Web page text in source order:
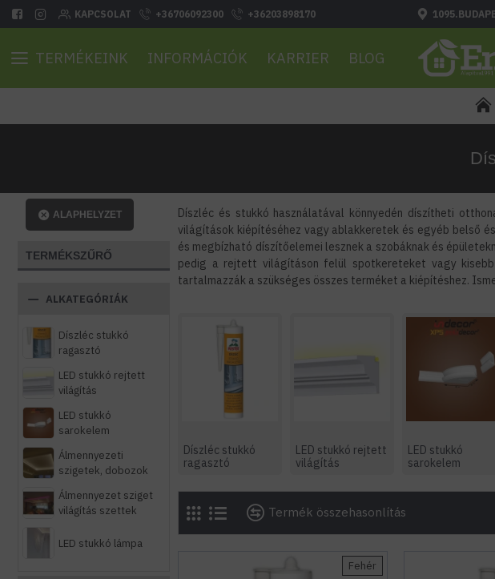
KAPCSOLAT +36706092300 +36203898170
TERMÉKEINK INFORMÁCIÓK KARRIER BLOG
TERMÉKSZŰRŐ
ALAPHELYZET
ALKATEGÓRIÁK
Díszléc stukkó
ragasztó
LED stukkó rejtett
világítás
LED stukkó
sarokelem
Álmennyezeti
szigetek, dobozok
Álmennyezet sziget
világítás szettek
LED stukkó lámpa
Díszléc és stukkó használatával könnyedén díszítheti
világítások kiépítéséhez vagy ablakkeretek és egyéb belső
és megbízható díszítőelemei lesznek a szobáknak és
pedig a rejtett világításon felül spotkereteket vagy
tartalmazzák a szükséges összes terméket a kiépítéshez.
Díszléc stukkó
ragasztó
LED stukkó rejtett
világítás
LED stukkó
sarokelem
Termék összehasonlítás
Fehér